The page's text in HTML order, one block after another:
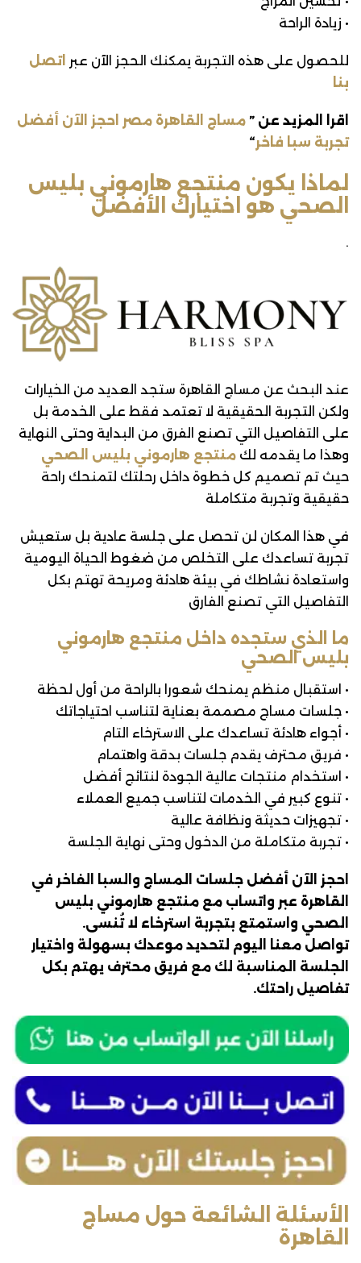
• زيادة الراحة
للحصول على هذه التجربة يمكنك الحجز الآن عبر اتصل
بنا
اقرا المزيد عن ” مساج القاهرة مصر احجز الآن أفضل
تجربة سبا فاخر“
لماذا يكون منتجع هارموني بليس
الصحي هو اختيارك الأفضل
.
عند البحث عن مساج القاهرة ستجد العديد من الخيارات
ولكن التجربة الحقيقية لا تعتمد فقط على الخدمة بل
على التفاصيل التي تصنع الفرق من البداية وحتى النهاية
وهذا ما يقدمه لك منتجع هارموني بليس الصحي
حيث تم تصميم كل خطوة داخل رحلتك لتمنحك راحة
حقيقية وتجربة متكاملة
في هذا المكان لن تحصل على جلسة عادية بل ستعيش
تجربة تساعدك على التخلص من ضغوط الحياة اليومية
واستعادة نشاطك في بيئة هادئة ومريحة تهتم بكل
التفاصيل التي تصنع الفارق
ما الذي ستجده داخل منتجع هارموني
بليس الصحي
• استقبال منظم يمنحك شعورا بالراحة من أول لحظة
• جلسات مساج مصممة بعناية لتناسب احتياجاتك
• أجواء هادئة تساعدك على الاسترخاء التام
• فريق محترف يقدم جلسات بدقة واهتمام
• استخدام منتجات عالية الجودة لنتائج أفضل
• تنوع كبير في الخدمات لتناسب جميع العملاء
• تجهيزات حديثة ونظافة عالية
• تجربة متكاملة من الدخول وحتى نهاية الجلسة
احجز الآن أفضل جلسات المساج والسبا الفاخر في
القاهرة عبر واتساب مع منتجع هارموني بليس
الصحي واستمتع بتجربة استرخاء لا تُنسى.
تواصل معنا اليوم لتحديد موعدك بسهولة واختيار
الجلسة المناسبة لك مع فريق محترف يهتم بكل
تفاصيل راحتك.
الأسئلة الشائعة حول مساج
القاهرة